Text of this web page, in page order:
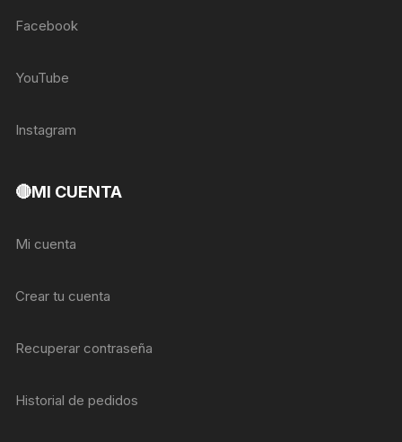
Facebook
YouTube
Instagram
🔴MI CUENTA
Mi cuenta
Crear tu cuenta
Recuperar contraseña
Historial de pedidos